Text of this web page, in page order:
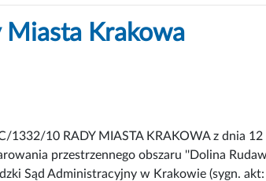
Miasta Krakowa
1332/10 RADY MIASTA KRAKOWA z dnia
przestrzennego obszaru ''Dolina
Sąd Administracyjny w Krakowie (sygn.